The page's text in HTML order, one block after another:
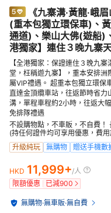
《九寨溝‧黃龍‧峨
(重本包獨立環保車)、
通道)、樂山大佛(遊船)
港獨家】連住３晚九寨
【全港獨家：保證連住３晚九
堂，枉稱遊九寨】，重本安排
屬VIP禮遇。 超重本包獨立環保
直達金頂纜車站，往返節時省
溝，單程車程約2小時，往返大
免排隊禮遇
不設購物點，不車販，不自費
(持任何證件均可享用優惠，費
升級純玩
無購物 贈送手機數
HKD 11,999+/人
限額優惠
已減900
無購物·無車販·無自費